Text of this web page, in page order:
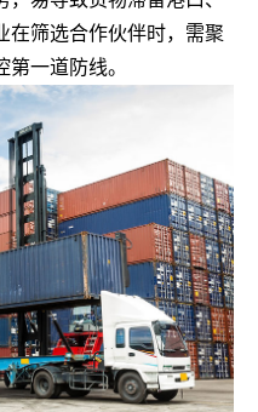
在筛选合作伙伴时，需聚
一道防线。